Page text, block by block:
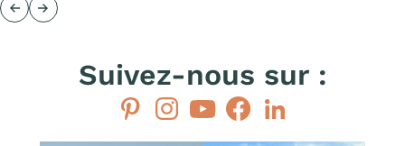
Précédent
Suivant
Suivez-nous sur :
PinterestInstagramYouTubeFacebookLinkedIn